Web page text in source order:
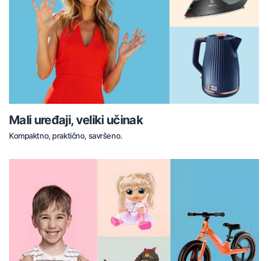
Mali uređaji, veliki učinak
Kompaktno, praktično, savršeno.